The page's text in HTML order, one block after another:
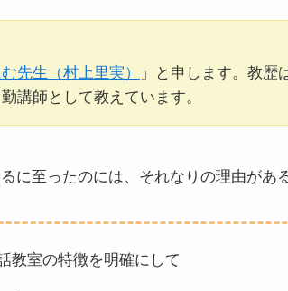
先生（村上里実）
」と申します。教歴
講師として教えています。
に至ったのには、それなりの理由があ
教室の特徴を明確にして